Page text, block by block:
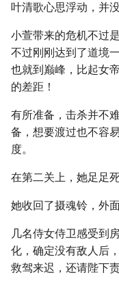
叶清歌心思浮动，并
小萱带来的危机不过
不过刚刚达到了道境
也就到巅峰，比起女
的差距！
有所准备，击杀并不
备，想要渡过也不容
度。
在第二关上，她足足
她收回了摄魂铃，外
几名侍女侍卫感受到
化，确定没有敌人后
救驾来迟，还请陛下